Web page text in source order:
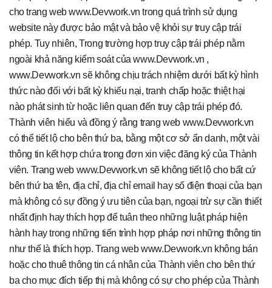
cho trang web www.Devwork.vn trong quá trình sử dụng
website này được bảo mật và bảo vệ khỏi sự truy cập trái
phép. Tuy nhiên, Trong trường hợp truy cập trái phép nằm
ngoài khả năng kiểm soát của www.Devwork.vn ,
www.Devwork.vn sẽ không chịu trách nhiệm dưới bất kỳ hình
thức nào đối với bất kỳ khiếu nại, tranh chấp hoặc thiệt hại
nào phát sinh từ hoặc liên quan đến truy cập trái phép đó.
Thành viên hiểu và đồng ý rằng trang web www.Devwork.vn
có thể tiết lộ cho bên thứ ba, bằng một cơ sở ẩn danh, một vài
thông tin kết hợp chứa trong đơn xin việc đăng ký của Thành
viên. Trang web www.Devwork.vn sẽ không tiết lộ cho bất cứ
bên thứ ba tên, địa chỉ, địa chỉ email hay số điện thoại của bạn
mà không có sự đồng ý ưu tiên của bạn, ngoại trừ sự cần thiết
nhất định hay thích hợp để tuân theo những luật pháp hiện
hành hay trong những tiến trình hợp pháp nơi những thông tin
như thế là thích hợp. Trang web www.Devwork.vn không bán
hoặc cho thuê thông tin cá nhân của Thành viên cho bên thứ
ba cho mục đích tiếp thị mà không có sự cho phép của Thành